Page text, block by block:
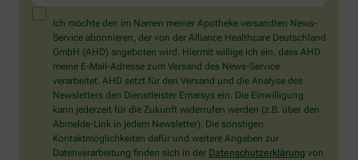
ein
Mensch?
Dann
wählen
Sie
bitte
den
Stern.
Ich möchte den im Namen meiner Apotheke versandten News-
Service abonnieren, der von der Alliance Healthcare Deutschland
GmbH (AHD) angeboten wird. Hiermit willige ich ein, dass AHD
meine E-Mail-Adresse zum Versand des News-Service
verarbeitet. AHD setzt für den Versand und die Analyse des
Newsletters den Dienstleister Emarsys ein. Die Einwilligung
kann jederzeit für die Zukunft widerrufen werden (z.B. über den
Abmelde-Link in jedem Newsletter). Die sonstigen
Kontaktmöglichkeiten dafür und weitere Angaben zur
Datenverarbeitung finden sich in der Datenschutzerklärung von